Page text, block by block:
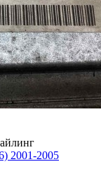
2001-2005